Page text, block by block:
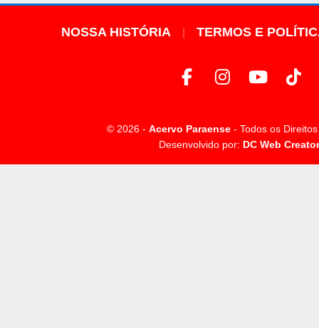
NOSSA HISTÓRIA TERMOS E
© 2026 - Acervo Paraense - Todos os
Desenvolvido por: DC Web